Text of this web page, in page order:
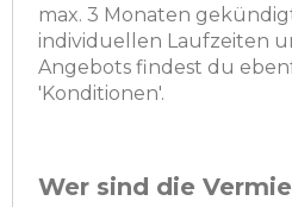
max. 3 Monaten
individuellen Laufzeiten
Angebots findest du
'Konditionen'.
Wer sind die